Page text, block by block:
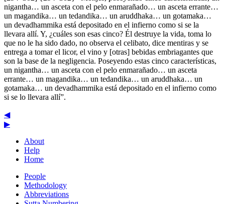
nigantha… un asceta con el pelo enmarañado… un asceta errante…
un magandika… un tedandika… un aruddhaka… un gotamaka…
un devadhammika está depositado en el infierno como si se la
llevara allí. Y, ¿cuáles son esas cinco? Él destruye la vida, toma lo
que no le ha sido dado, no observa el celibato, dice mentiras y se
entrega a tomar el licor, el vino y [otras] bebidas embriagantes que
son la base de la negligencia. Poseyendo estas cinco características,
un nigantha… un asceta con el pelo enmarañado… un asceta
errante… un magandika… un tedandika… un aruddhaka… un
gotamaka… un devadhammika está depositado en el infierno como
si se lo llevara allí”.
◀
▶
About
Help
Home
People
Methodology
Abbreviations